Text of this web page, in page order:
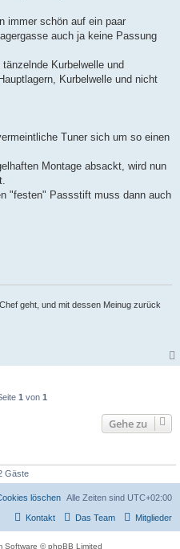
immer schön auf ein paar
auch ja keine Passung
Kurbelwelle und
Kurbelwelle und nicht
Tuner sich um so einen
Montage absackt, wird nun
"festen" Passstift muss dann auch
geht, und mit dessen Meinug zurück
1 von 1
Gehe zu
Gäste
Alle Zeiten sind UTC+02:00
löschen
Mitglieder
Das Team
Kontakt
Software © phpBB Limited